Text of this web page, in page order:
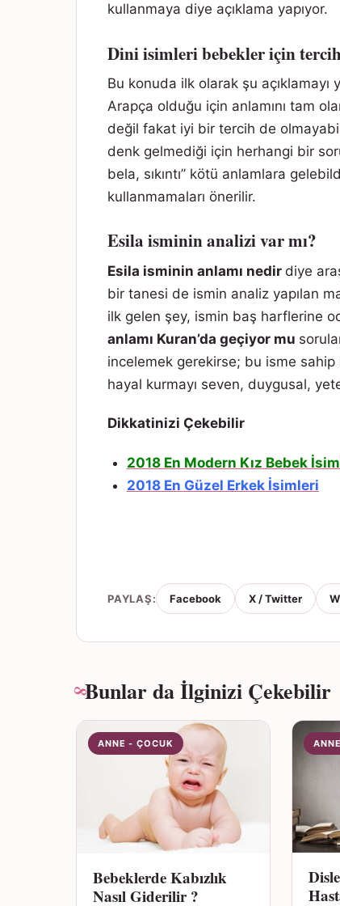
kullanmaya diye açıklama yapıyor.
Dini isimleri bebekler için
Bu konuda ilk olarak şu
Arapça olduğu için anlamını tam
değil fakat iyi bir tercih de
denk gelmediği için herhangi bir
bela, sıkıntı’’ kötü anlamlara
kullanmamaları önerilir.
Esila isminin analizi var mı?
Esila isminin anlamı nedir diye
bir tanesi de ismin analiz yapılan
ilk gelen şey, ismin baş harflerine
anlamı Kuran’da geçiyor mu
incelemek gerekirse; bu isme
hayal kurmayı seven, duygusal,
Dikkatinizi Çekebilir
2018 En Modern Kız Bebek
2018 En Güzel Erkek İsimleri
PAYLAŞ: Facebook X / Twitter
Bunlar da İlginizi Çekebilir
ANNE - ÇOCUK
Bebeklerde Kabızlık
Nasıl Giderilir ?